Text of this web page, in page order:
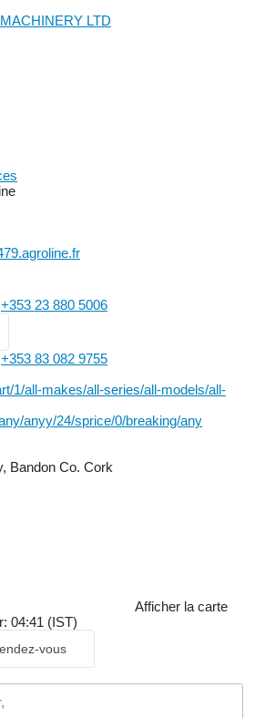
LTD
+353 23 880 5006
+353 83 082 9755
1/all-makes/all-series/all-models/all-
anyy/24/sprice/0/breaking/any
Bandon Co. Cork
Afficher la carte
04:41 (IST)
vous